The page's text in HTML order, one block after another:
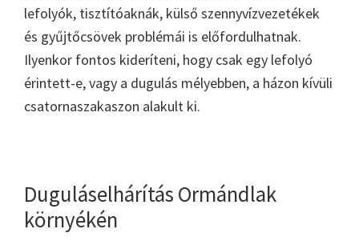
lefolyók, tisztítóaknák, külső szennyvízvezetékek
és gyűjtőcsövek problémái is előfordulhatnak.
Ilyenkor fontos kideríteni, hogy csak egy lefolyó
érintett-e, vagy a dugulás mélyebben, a házon kívüli
csatornaszakaszon alakult ki.
Duguláselhárítás Ormándlak
környékén